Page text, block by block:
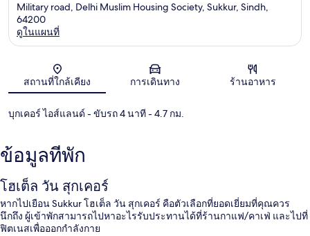
แผนที่
Military road, Delhi Muslim Housing Society, Sukkur, Sindh,
64200
ดูในแผนที่
สถานที่ใกล้เคียง การเดินทาง ร้านอาหาร
บุกเคอร์ ไอส์แลนด์ - ขับรถ 4 นาที- 4.7 กม.
ข้อมูลที่พัก
โฮเต็ล วัน สุกเคอร์
หากไปเยือน Sukkur โฮเต็ล วัน สุกเคอร์ คือตัวเลือกที่ยอดเยี่ยมที่คุณควร
นึกถึง ผู้เข้าพักสามารถไปหาอะไรรับประทานได้ที่ร้านกาแฟ/คาเฟ่ และไปที่
ฟิตเนสเพื่อออกกำลังกาย